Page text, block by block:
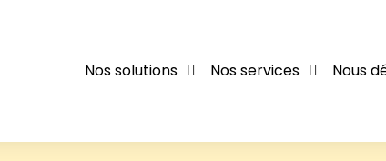
Nos solutions Nos services Nous